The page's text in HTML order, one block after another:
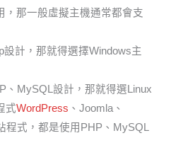
，那一般虛擬主機通常都會支
計，那就得選擇Windows主
、MySQL設計，那就得選Linux
式WordPress 、Joomla、
程式，都是使用PHP、MySQL